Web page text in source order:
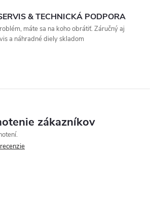
& TECHNICKÁ PODPORA
máte sa na koho obrátiť. Záručný aj
a náhradné diely skladom
zákazníkov